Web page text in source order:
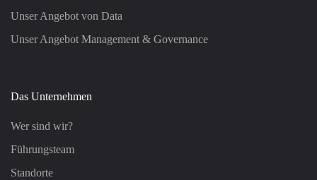
Unser Angebot von Data
Unser Angebot Management & Governance
Das Unternehmen
Wer sind wir?
Führungsteam
Standorte